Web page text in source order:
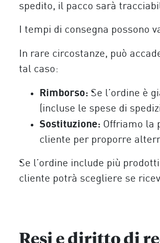
spedito, il pacco sarà
I tempi di consegna
In rare circostanze, può
tal caso:
Rimborso: Se l’ordine è
(incluse le spese di
Sostituzione: Offriamo la
cliente per proporre
Se l’ordine include più
cliente potrà scegliere se